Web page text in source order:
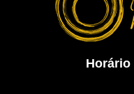
Horário